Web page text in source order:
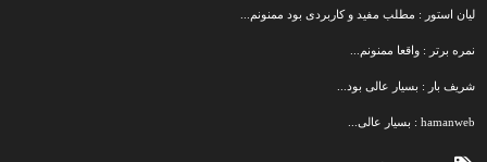
لیان استور : مطلب مفید و کاربردی بود ممنونم...
نمره برتر : واقعا ممنونم...
شریف بار : بسیار عالی بود...
hamanweb : بسیار عالی...